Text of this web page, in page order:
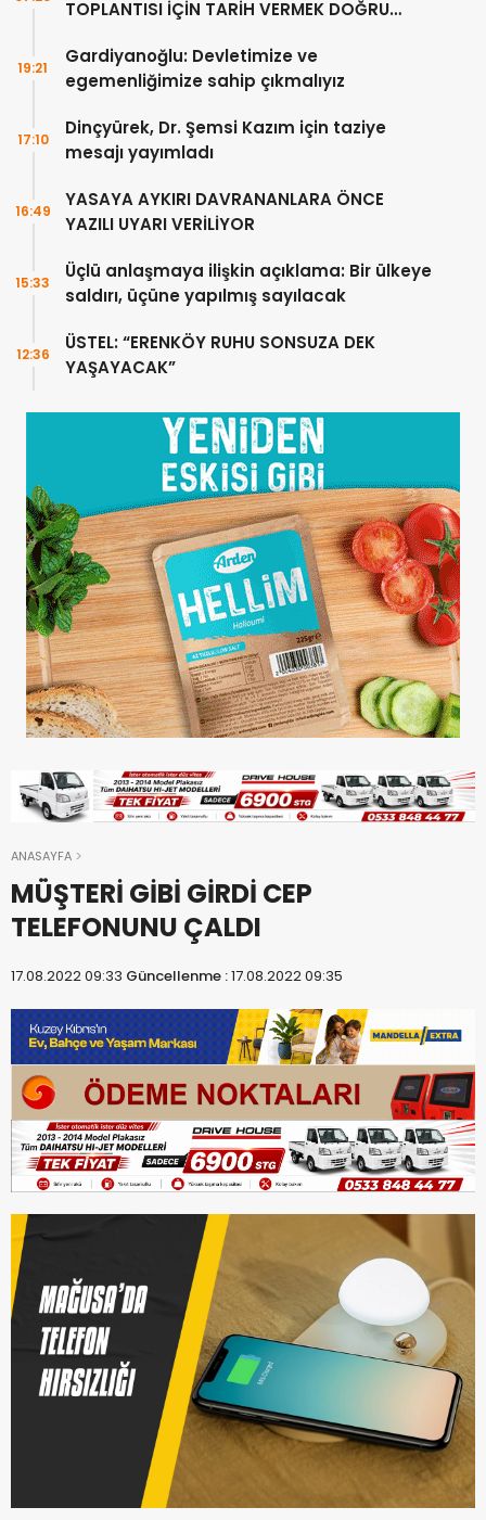
TOPLANTISI İÇİN TARİH VERMEK DOĞRU
Gardiyanoğlu: Devletimize ve
egemenliğimize sahip çıkmalıyız
19:21
Dinçyürek, Dr. Şemsi Kazım için taziye
mesajı yayımladı
17:10
YASAYA AYKIRI DAVRANANLARA ÖNCE
YAZILI UYARI VERİLİYOR
16:49
Üçlü anlaşmaya ilişkin açıklama: Bir ülkeye
saldırı, üçüne yapılmış sayılacak
15:33
ÜSTEL: “ERENKÖY RUHU SONSUZA DEK
YAŞAYACAK”
12:36
ANASAYFA
MÜŞTERİ GİBİ GİRDİ CEP
TELEFONUNU ÇALDI
17.08.2022 09:33 Güncellenme :17.08.2022 09:35